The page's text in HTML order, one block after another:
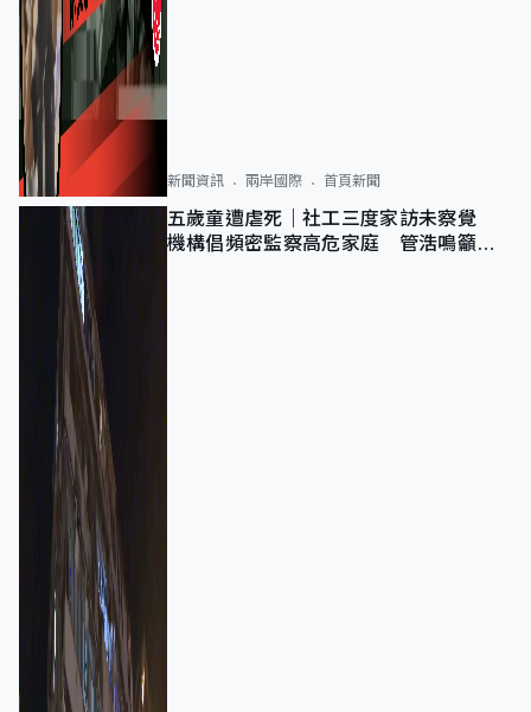
新聞資訊 兩岸國際 首頁新聞
五歲童遭虐死｜社工三度家訪未察覺
機構倡頻密監察高危家庭 管浩鳴籲加